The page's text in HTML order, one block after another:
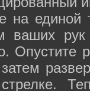
на единой
ваших
Опустите